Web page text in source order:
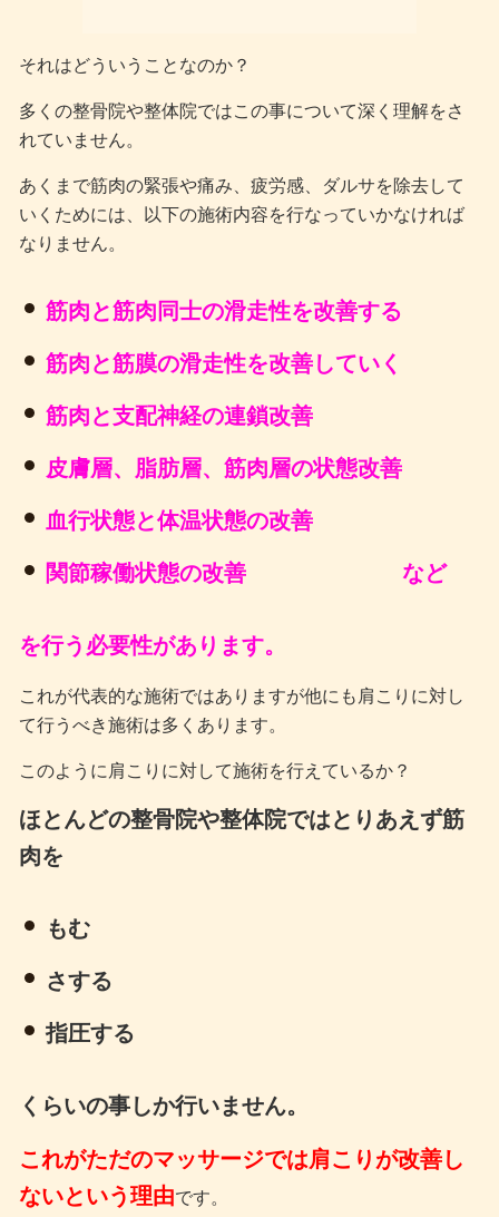
それはどういうことなのか？
多くの整骨院や整体院ではこの事について深く理解をさ
れていません。
あくまで筋肉の緊張や痛み、疲労感、ダルサを除去して
いくためには、以下の施術内容を行なっていかなければ
なりません。
筋肉と筋肉同士の滑走性を改善する
筋肉と筋膜の滑走性を改善していく
筋肉と支配神経の連鎖改善
皮膚層、脂肪層、筋肉層の状態改善
血行状態と体温状態の改善
関節稼働状態の改善 など
を行う必要性があります。
これが代表的な施術ではありますが他にも肩こりに対し
て行うべき施術は多くあります。
このように肩こりに対して施術を行えているか？
ほとんどの整骨院や整体院ではとりあえず筋
肉を
もむ
さする
指圧する
くらいの事しか行いません。
これがただのマッサージでは肩こりが改善し
ないという理由です。